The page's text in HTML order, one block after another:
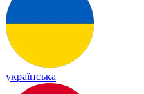
українська